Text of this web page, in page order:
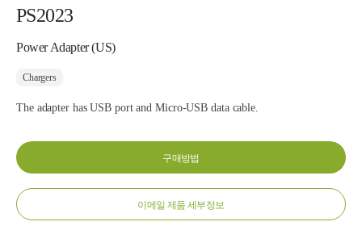
PS2023
Power Adapter (US)
Chargers
The adapter has USB port and Micro-USB data cable.
구매방법
이메일 제품 세부정보